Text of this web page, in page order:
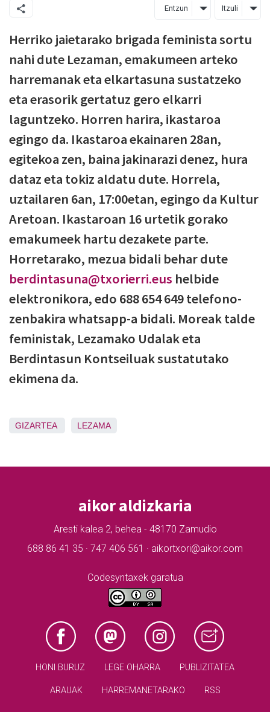
Entzun Itzuli
Herriko jaietarako brigada feminista sortu
nahi dute Lezaman, emakumeen arteko
harremanak eta elkartasuna sustatzeko
eta erasorik gertatuz gero elkarri
laguntzeko. Horren harira, ikastaroa
egingo da. Ikastaroa ekainaren 28an,
egitekoa zen, baina jakinarazi denez, hura
dataz eta tokiz aldatu dute. Horrela,
uztailaren 6an, 17:00etan, egingo da Kultur
Aretoan. Ikastaroan 16 urtetik gorako
emakumeek hartu dezakete parte.
Horretarako, mezua bidali behar dute
berdintasuna@txorierri.eus helbide
elektronikora, edo 688 654 649 telefono-
zenbakira whatsapp-a bidali. Moreak talde
feministak, Lezamako Udalak eta
Berdintasun Kontseiluak sustatutako
ekimena da.
GIZARTEA LEZAMA
aikor aldizkaria
Aresti kalea 2, behea - 48170 Zamudio
688 86 41 35 · 747 406 561 · aikortxori@aikor.com
Codesyntaxek garatua
HONI BURUZ LEGE OHARRA PUBLIZITATEA
ARAUAK HARREMANETARAKO RSS